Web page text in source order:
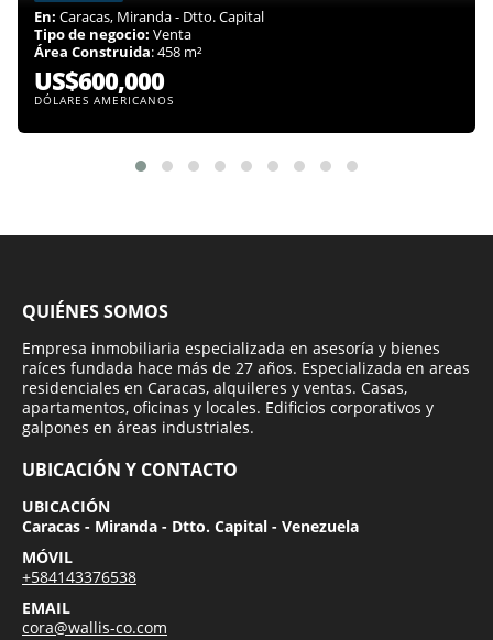
En: Caracas, Miranda - Dtto. Capital
Tipo de negocio: Venta
Área Construida: 458 m²
US$600,000
DÓLARES AMERICANOS
QUIÉNES SOMOS
Empresa inmobiliaria especializada en asesoría y bienes
raíces fundada hace más de 27 años. Especializada en areas
residenciales en Caracas, alquileres y ventas. Casas,
apartamentos, oficinas y locales. Edificios corporativos y
galpones en áreas industriales.
UBICACIÓN Y CONTACTO
UBICACIÓN
Caracas - Miranda - Dtto. Capital - Venezuela
MÓVIL
+584143376538
EMAIL
cora@wallis-co.com